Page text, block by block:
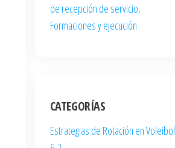
de recepción de servicio,
Formaciones y ejecución
CATEGORÍAS
Estrategias de Rotación en Voleibol